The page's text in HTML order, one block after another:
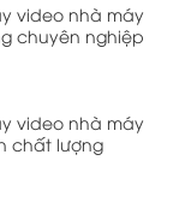
video nhà máy
chuyên nghiệp
video nhà máy
chất lượng